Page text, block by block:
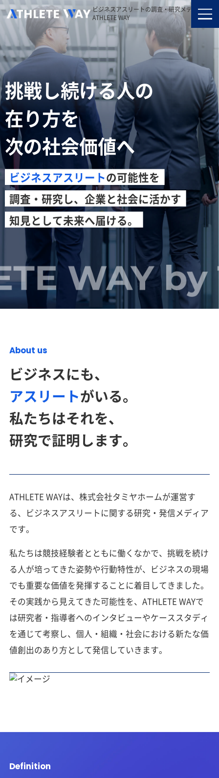
ビジネスアスリートの調査・研究メディア｜
ATHLETE WAY
挑戦し続ける人の
在り方を
次の社会価値へ
ビジネスアスリートの可能性を
調査・研究し、企業と社会に活かす
知見として未来へ届ける。
ビジネスにも、
アスリートがいる。
私たちはそれを、
研究で証明します。
ATHLETE WAYは、株式会社タミヤホームが運営す
る、ビジネスアスリートに関する研究・発信メディア
です。
私たちは競技経験者とともに働くなかで、挑戦を続け
る人が培ってきた姿勢や行動特性が、ビジネスの現場
でも重要な価値を発揮することに着目してきました。
その実践から見えてきた可能性を、ATHLETE WAYで
は研究者・指導者へのインタビューやケーススタディ
を通じて考察し、個人・組織・社会における新たな価
値創出のあり方として発信していきます。